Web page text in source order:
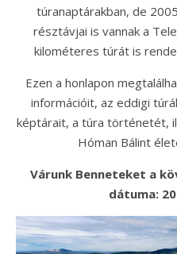
túranaptárakban, de
résztávjai is vannak a
kilométeres túrát is
Ezen a honlapon
információit, az eddigi
képtárait, a túra történetét,
Hóman Bálint
Várunk Benneteket a
dátuma: